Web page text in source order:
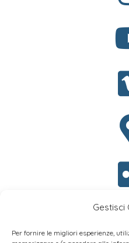
Gestisci
Per fornire le migliori esperienze,